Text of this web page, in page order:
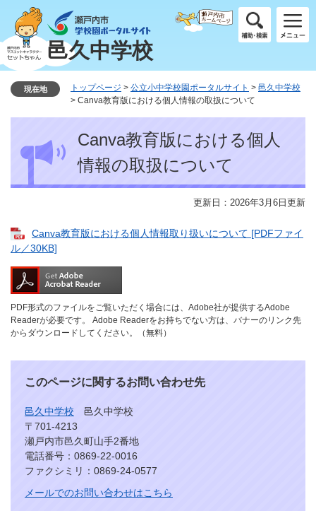
ジ
の
先
ュ
ー
を
邑久中学校
現在地 トップページ > 公立小中学校園ポータルサイト > 邑久中学校
> Canva教育版における個人情報の取扱について
Canva教育版における個人
情報の取扱について
更新日：2026年3月6日更新
Canva教育版における個人情報取り扱いについて [PDFファイ
ル／30KB]
PDF形式のファイルをご覧いただく場合には、Adobe社が提供するAdobe
Readerが必要です。
Adobe Readerをお持ちでない方は、バナーのリンク先
からダウンロードしてください。（無料）
このページに関するお問い合わせ先
邑久中学校
邑久中学校
〒701-4213
瀬戸内市邑久町山手2番地
電話番号：0869-22-0016
ファクシミリ：0869-24-0577
メールでのお問い合わせはこちら